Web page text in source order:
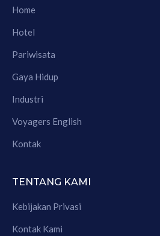
Home
Hotel
Pariwisata
Gaya Hidup
Industri
Voyagers English
Kontak
TENTANG KAMI
Kebijakan Privasi
Kontak Kami